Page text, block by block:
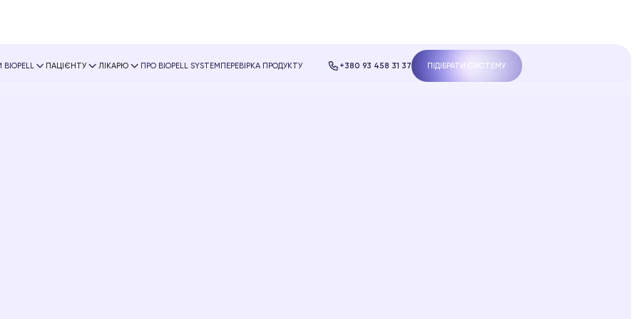
ПАЦІЄНТУ ЛІКАРЮ ПРО BIOPELL SYSTEM ПЕРЕВІРКА ПРОДУКТУ +380 93 458 31 37 ПІДІБРАТИ СИСТЕМУ